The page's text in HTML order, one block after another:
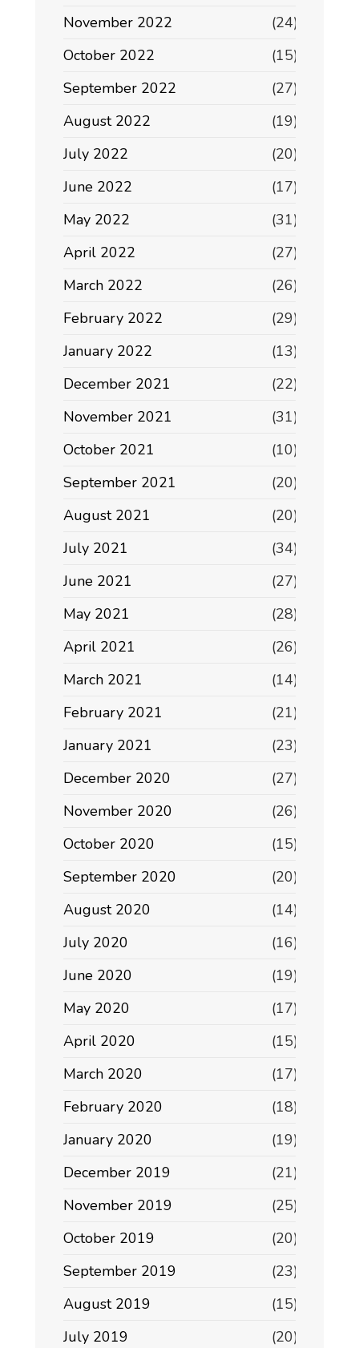
November 2022
(24)
October 2022
(15)
September 2022
(27)
August 2022
(19)
July 2022
(20)
June 2022
(17)
May 2022
(31)
April 2022
(27)
March 2022
(26)
February 2022
(29)
January 2022
(13)
December 2021
(22)
November 2021
(31)
October 2021
(10)
September 2021
(20)
August 2021
(20)
July 2021
(34)
June 2021
(27)
May 2021
(28)
April 2021
(26)
March 2021
(14)
February 2021
(21)
January 2021
(23)
December 2020
(27)
November 2020
(26)
October 2020
(15)
September 2020
(20)
August 2020
(14)
July 2020
(16)
June 2020
(19)
May 2020
(17)
April 2020
(15)
March 2020
(17)
February 2020
(18)
January 2020
(19)
December 2019
(21)
November 2019
(25)
October 2019
(20)
September 2019
(23)
August 2019
(15)
July 2019
(20)